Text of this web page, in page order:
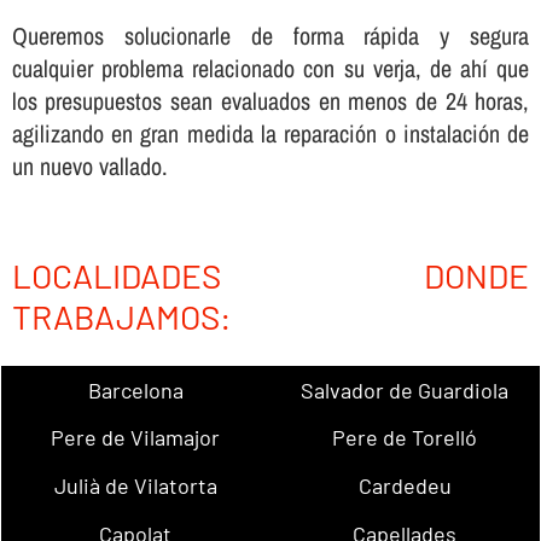
Queremos solucionarle de forma rápida y segura
cualquier problema relacionado con su verja, de ahí­ que
los presupuestos sean evaluados en menos de 24 horas,
agilizando en gran medida la reparación o instalación de
un nuevo vallado.
LOCALIDADES DONDE
TRABAJAMOS:
Barcelona
Salvador de Guardiola
Pere de Vilamajor
Pere de Torelló
Julià de Vilatorta
Cardedeu
Capolat
Capellades